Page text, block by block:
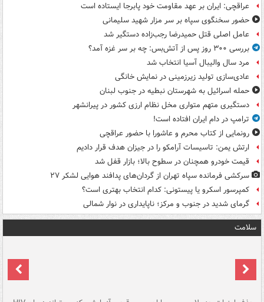
عراقچی: ایران بر عهد مقاومت خود پابرجا ایستاده است
حضور سخنگوی سپاه بر سر مزار شهید سلیمانی
عامل اصلی قتل حمیدرضا رجب‌زاده دستگیر شد
بررسی ۳۰۰ روز پس از آتش‌بس: چه بر سر غزه آمد؟
مرد سال والیبال آسیا انتخاب شد
عادی‌سازی تولید زیرزمینی در نمایش خانگی
حمله اسرائیل به شهرستان نبطیه در جنوب لبنان
دستگیری متهم متواری مخل نظام ارزی کشور در پیرانشهر
ترامپ در دام ایران افتاده است!
رونمایی از کتاب محرم و عاشورا با حضور عراقچی
ارتش یمن: تاسیسات آرامکو را در جیزان هدف قرار دادیم
قیمت خودرو همچنان در سطوح بالا؛ بازار قفل شد
سرکشی فرمانده سپاه تهران از گردان‌های پدافند هوایی لشکر ۲۷
کمپرسور اسکرو یا پیستونی: کدام انتخاب بهتری است؟
گرمای شدید در جنوب و مرکز؛ ناپایداری در نوار شمالی
سلامت